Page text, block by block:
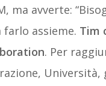
ma avverte:
assieme. Tim
. Per
Università,